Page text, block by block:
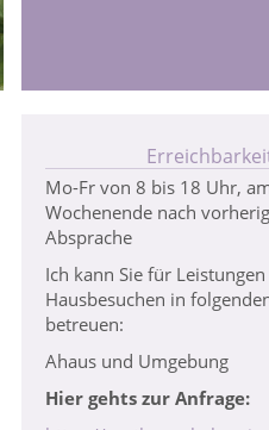
Mo-Fr von 8 bis 18 Uhr,
Wochenende nach
Absprache
Ich kann Sie für
Hausbesuchen in
betreuen:
Ahaus und Umgebung
Hier gehts zur Anfrage: